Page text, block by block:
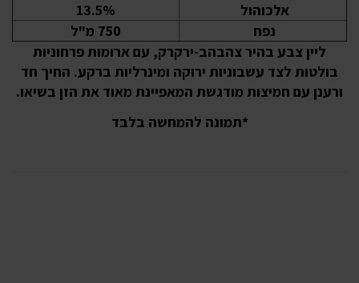
אלכוהול
13.5%
נפח
750 מ"ל
ליין צבע בהיר צהבהב-ירקרק, עם ארומות פרחוניות
בולטות לצד עשבוניות ירוקה ומינרליות ברקע. החיך חד
ורענן עם חמיצות מודגשת המאפיינת מאוד את הזן בשיאו.
*תמונה להמחשה בלבד